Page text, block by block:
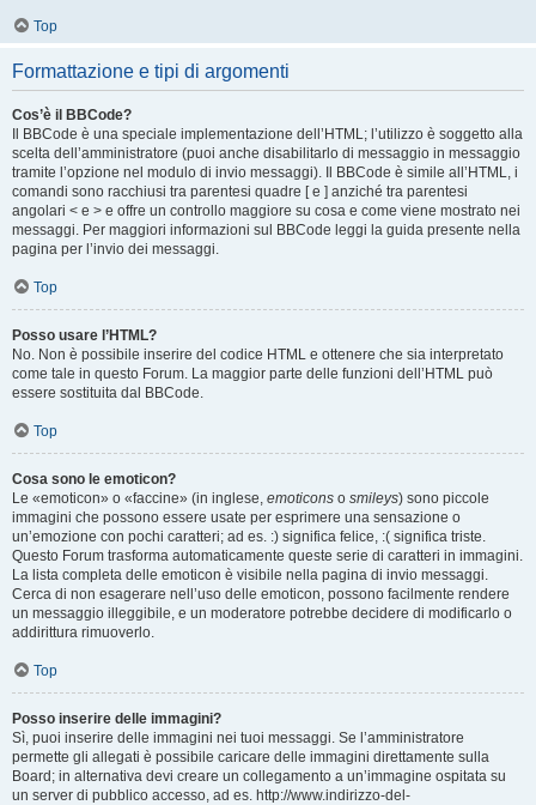
Top
Formattazione e tipi di argomenti
Cos’è il BBCode?
Il BBCode è una speciale implementazione dell’HTML; l’utilizzo è soggetto alla
scelta dell’amministratore (puoi anche disabilitarlo di messaggio in messaggio
tramite l’opzione nel modulo di invio messaggi). Il BBCode è simile all’HTML, i
comandi sono racchiusi tra parentesi quadre [ e ] anziché tra parentesi
angolari < e > e offre un controllo maggiore su cosa e come viene mostrato nei
messaggi. Per maggiori informazioni sul BBCode leggi la guida presente nella
pagina per l’invio dei messaggi.
Top
Posso usare l’HTML?
No. Non è possibile inserire del codice HTML e ottenere che sia interpretato
come tale in questo Forum. La maggior parte delle funzioni dell’HTML può
essere sostituita dal BBCode.
Top
Cosa sono le emoticon?
Le «emoticon» o «faccine» (in inglese, emoticons o smileys) sono piccole
immagini che possono essere usate per esprimere una sensazione o
un’emozione con pochi caratteri; ad es. :) significa felice, :( significa triste.
Questo Forum trasforma automaticamente queste serie di caratteri in immagini.
La lista completa delle emoticon è visibile nella pagina di invio messaggi.
Cerca di non esagerare nell’uso delle emoticon, possono facilmente rendere
un messaggio illeggibile, e un moderatore potrebbe decidere di modificarlo o
addirittura rimuoverlo.
Top
Posso inserire delle immagini?
Sì, puoi inserire delle immagini nei tuoi messaggi. Se l’amministratore
permette gli allegati è possibile caricare delle immagini direttamente sulla
Board; in alternativa devi creare un collegamento a un’immagine ospitata su
un server di pubblico accesso, ad es. http://www.indirizzo-del-